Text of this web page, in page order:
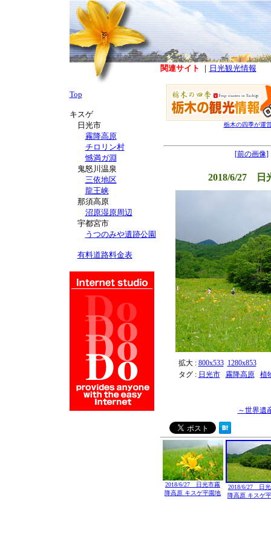
関連サイト ｜ 日光観光情報
栃木の四季が運
[前の画像]
2018/6/27 日
拡大 : 800x533 1280x853
タグ : 日光市 霧降高原 植
～世界遺
2018/6/27 日光市霧
降高原 キスゲ平園地
2018/6/27 日
降高原 キスゲ
Top
キスゲ
日光市
霧降高原
チロリン村
憾満ガ淵
鬼怒川温泉
三依地区
龍王峡
那須高原
沼原湿原周辺
宇都宮市
うつのみや遺跡公園
有料道路料金表